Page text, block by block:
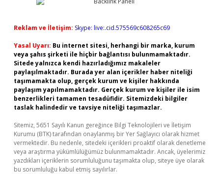
Reklam ve İletişim: Skype: live:.cid.575569c608265c69
Yasal Uyarı: Bu internet sitesi, herhangi bir marka, kurum
veya şahıs şirketi ile hiçbir bağlantısı bulunmamaktadır.
Sitede yalnızca kendi hazırladığımız makaleler
paylaşılmaktadır. Burada yer alan içerikler haber niteliği
taşımamakta olup, gerçek kurum ve kişiler hakkında
paylaşım yapılmamaktadır. Gerçek kurum ve kişiler ile isim
benzerlikleri tamamen tesadüfidir. Sitemizdeki bilgiler
taslak halindedir ve tavsiye niteliği taşımazlar.
Sitemiz, 5651 Sayılı Kanun gereğince Bilgi Teknolojileri ve İletişim
Kurumu (BTK) tarafından onaylanmış bir Yer Sağlayıcı olarak hizmet
vermektedir. Bu nedenle, sitedeki içerikleri proaktif olarak denetleme
veya araştırma yükümlülüğümüz bulunmamaktadır. Ancak, üyelerimiz
yazdıkları içeriklerin sorumluluğunu taşımakta olup, siteye üye olarak
bu sorumluluğu kabul etmiş sayılırlar.